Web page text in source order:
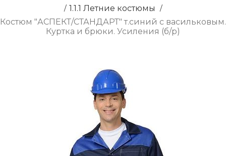
/ 1.1.1 Летние костюмы /
Костюм "АСПЕКТ/СТАНДАРТ" т.синий с васильковым.
Куртка и брюки. Усиления (б/р)